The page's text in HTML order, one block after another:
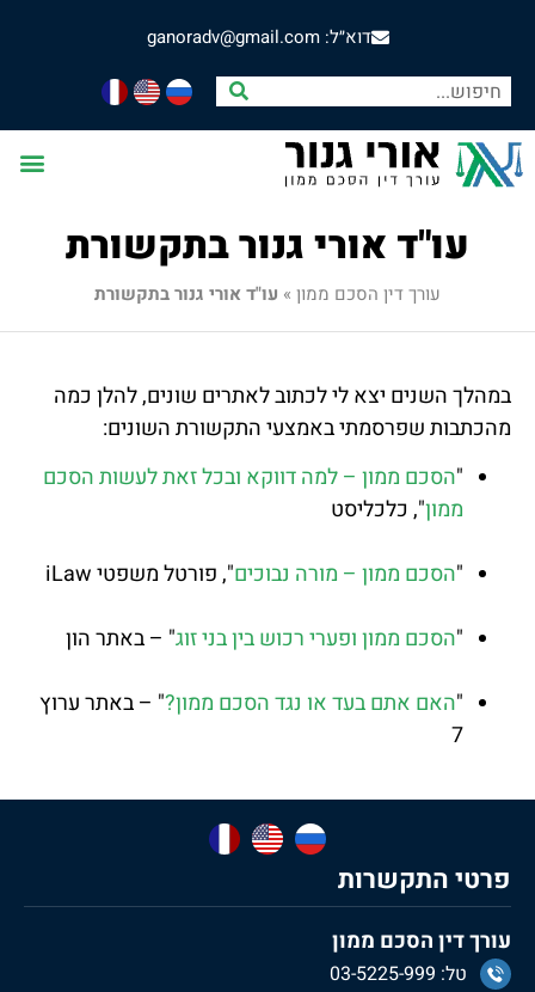
דוא״ל: ganoradv@gmail.com
עו"ד אורי גנור בתקשורת
עורך דין הסכם ממון » עו"ד אורי גנור בתקשורת
במהלך השנים יצא לי לכתוב לאתרים שונים, להלן כמה
מהכתבות שפרסמתי באמצעי התקשורת השונים:
"הסכם ממון – למה דווקא ובכל זאת לעשות הסכם
ממון", כלכליסט
"הסכם ממון – מורה נבוכים", פורטל משפטי iLaw
"הסכם ממון ופערי רכוש בין בני זוג" – באתר הון
"האם אתם בעד או נגד הסכם ממון?" – באתר ערוץ
7
פרטי התקשרות
עורך דין הסכם ממון
טל: 03-5225-999